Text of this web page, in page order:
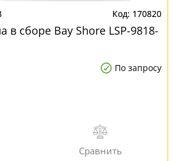
170820
в сборе Bay Shore LSP-9818-
По запросу